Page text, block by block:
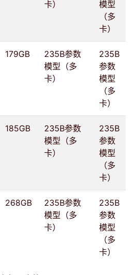
卡）
模型
（多
卡）
179GB
235B参数
模型（多
卡）
235B
参数
模型
（多
卡）
185GB
235B参数
模型（多
卡）
235B
参数
模型
（多
卡）
268GB
235B参数
模型（多
卡）
235B
参数
模型
（多
卡）